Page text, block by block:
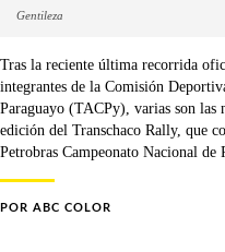
Gentileza
Tras la reciente última recorrida
integrantes de la Comisión
Paraguayo (TACPy), varias son las
edición del Transchaco Rally, que
Petrobras Campeonato Nacional de
POR ABC COLOR